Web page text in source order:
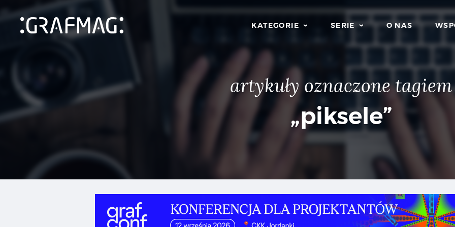
KATEGORIE SERIE O NAS
artykuły oznaczone tagiem
„piksele”